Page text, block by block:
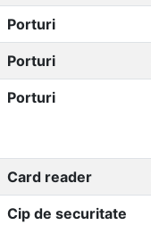
Porturi
Porturi
Porturi
Card reader
Cip de securitate